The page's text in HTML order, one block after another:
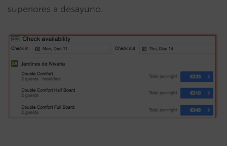
superiores a desayuno.